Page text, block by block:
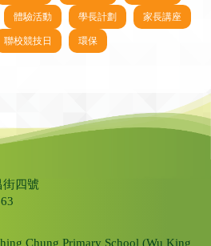
體驗活動 學長計劃 家長講座
聯校競技日 環保
四號
Chung Primary School (Wu King